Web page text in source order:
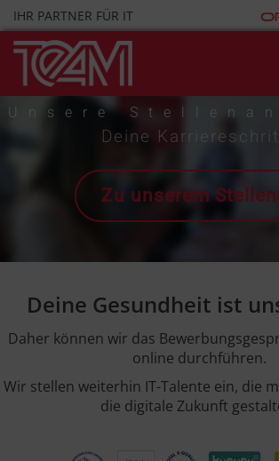
Skip
to
content
IHR PARTNER FÜR IT
Unsere
Deine
Zu unserem
Deine Gesundheit ist
Daher können wir das
online durchführen.
Wir stellen weiterhin IT-Talente ein, die
die digitale Zukunft